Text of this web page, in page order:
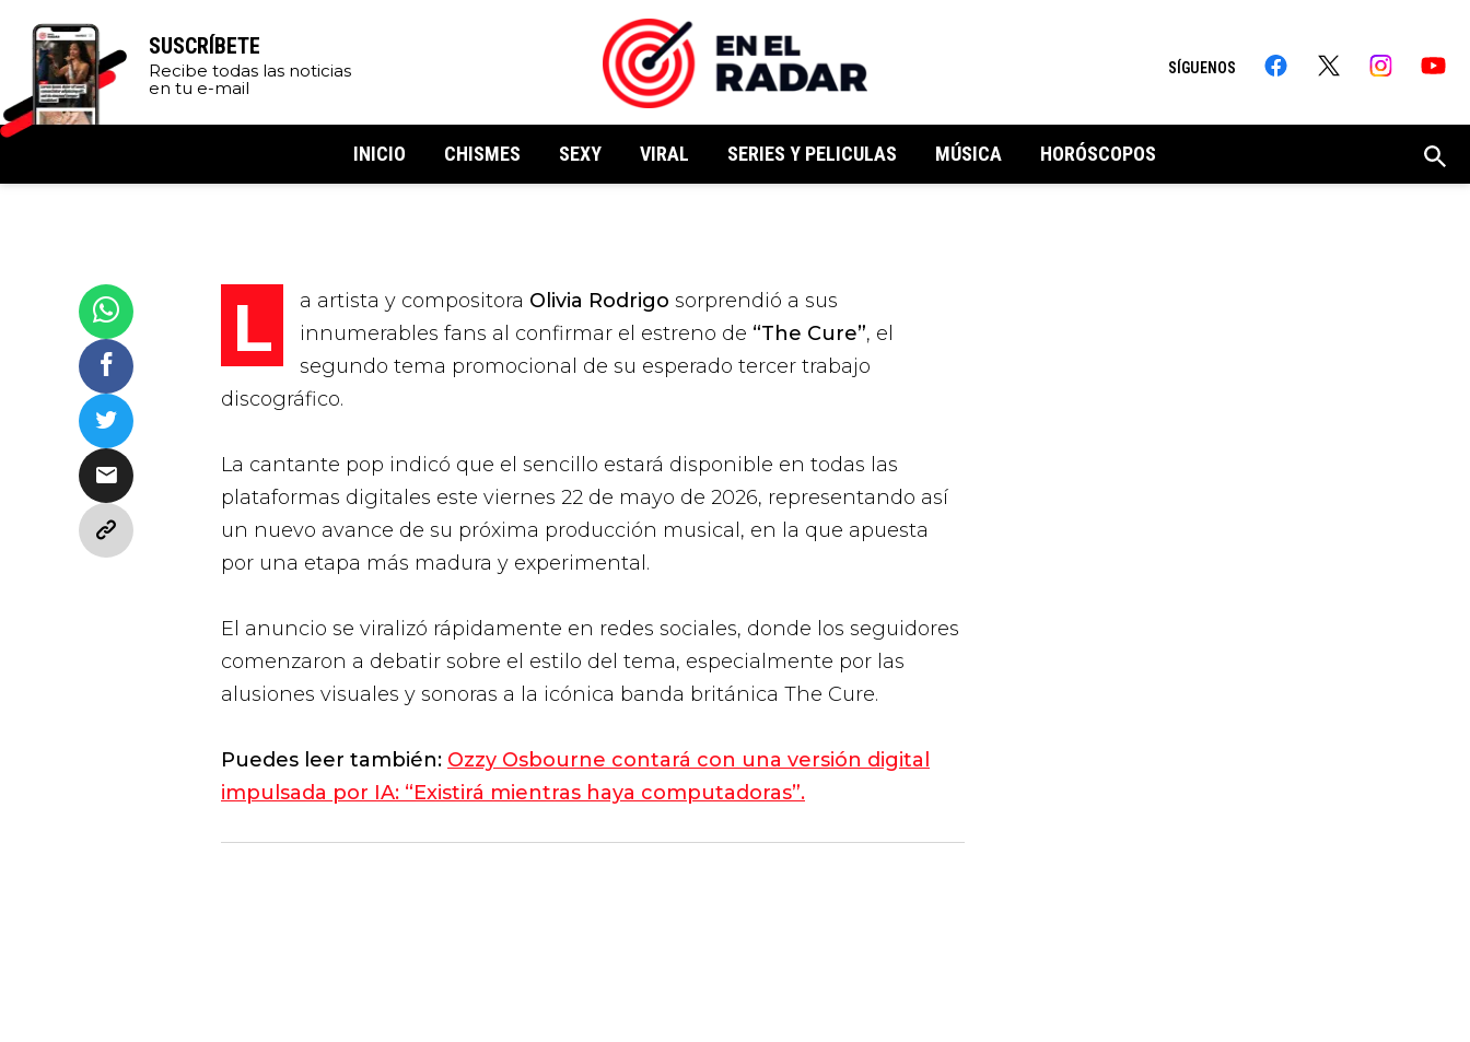
SUSCRÍBETE
Recibe todas las noticias
en tu e-mail
SÍGUENOS
INICIO CHISMES SEXY VIRAL SERIES Y PELICULAS MÚSICA HORÓSCOPOS
La artista y compositora Olivia Rodrigo sorprendió a sus
innumerables fans al confirmar el estreno de “The Cure”, el
segundo tema promocional de su esperado tercer trabajo
discográfico.
La cantante pop indicó que el sencillo estará disponible en todas las
plataformas digitales este viernes 22 de mayo de 2026, representando así
un nuevo avance de su próxima producción musical, en la que apuesta
por una etapa más madura y experimental.
El anuncio se viralizó rápidamente en redes sociales, donde los seguidores
comenzaron a debatir sobre el estilo del tema, especialmente por las
alusiones visuales y sonoras a la icónica banda británica The Cure.
Puedes leer también: Ozzy Osbourne contará con una versión digital
impulsada por IA: “Existirá mientras haya computadoras”.